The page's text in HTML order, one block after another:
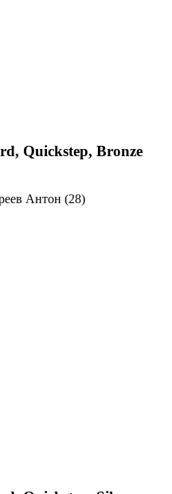
Quickstep, Bronze
Антон (28)